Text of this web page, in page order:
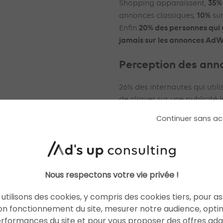
Shopping apparaissent, 35%
annonces classiques, 10%
Enfin 20% des personnes
jamais sur les annonces
Perception des
26% des internautes qui
de cliquer sur une publicité
annonce AdWords. Parmi
70% estiment
Quelques
décryptage
Depuis la dernière étude
Consulting en 2013, Google
Continuer sans
Nous respectons votre vie privée !
utilisons des cookies, y compris des cookies tiers, pour
fonctionnement du site, mesurer notre audience,